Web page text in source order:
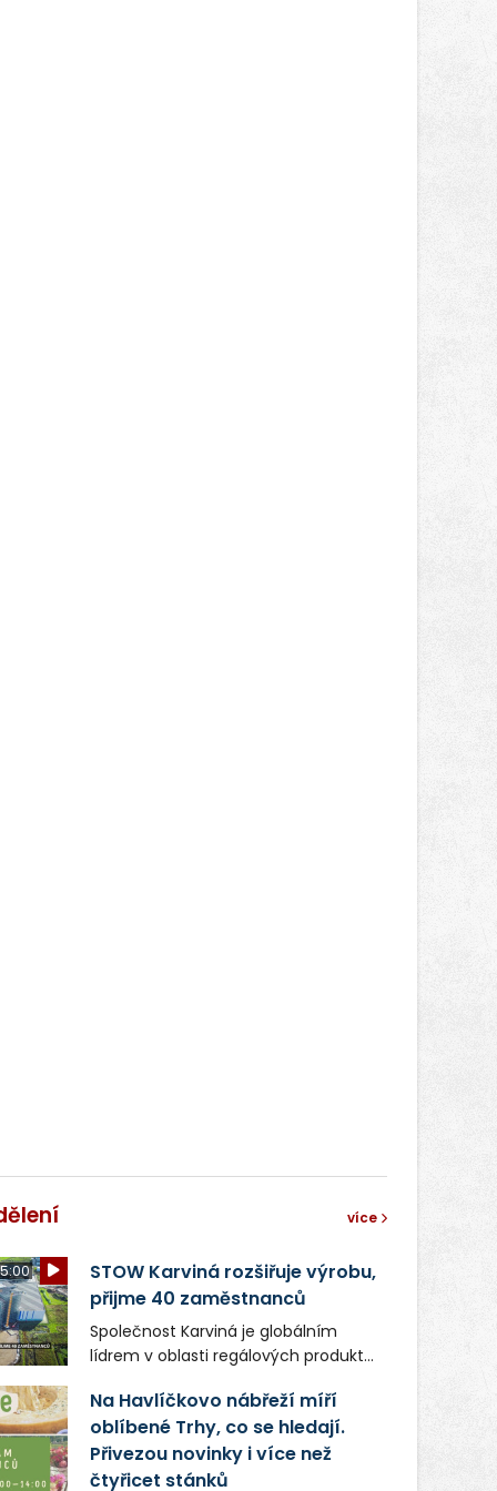
více
STOW Karviná rozšiřuje výrobu,
přijme 40 zaměstnanců
Společnost Karviná je globálním
lídrem v oblasti regálových produktů
zaměstnavatelem na Karvinsku a
firmou s obrovským potenciálem.
Na Havlíčkovo nábřeží míří
oblíbené Trhy, co se hledají.
Přivezou novinky i více než
čtyřicet stánků